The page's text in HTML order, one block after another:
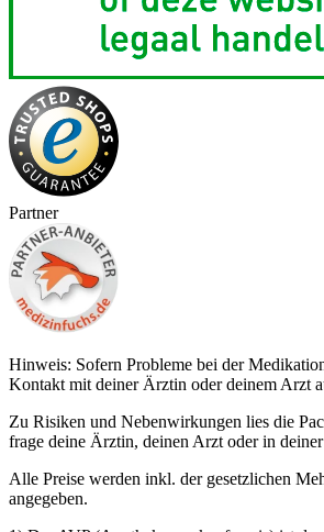
Partner
Hinweis: Sofern Probleme bei der
Kontakt mit deiner Ärztin oder deinem Arzt
Zu Risiken und Nebenwirkungen lies die
frage deine Ärztin, deinen Arzt oder in
Alle Preise werden inkl. der gesetzlichen
angegeben.